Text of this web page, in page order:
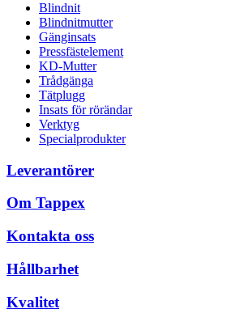
Blindnit
Blindnitmutter
Gänginsats
Pressfästelement
KD-Mutter
Trådgänga
Tätplugg
Insats för rörändar
Verktyg
Specialprodukter
Leverantörer
Om Tappex
Kontakta oss
Hållbarhet
Kvalitet